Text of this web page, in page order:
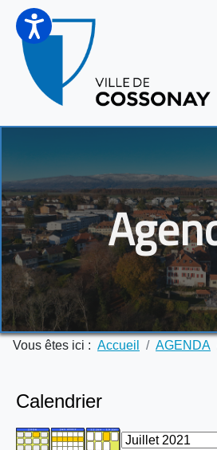
Vous êtes ici : Accueil AGENDA
Calendrier